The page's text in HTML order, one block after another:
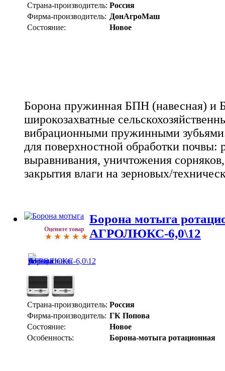
Страна-производитель: Россия
Фирма-производитель: ДонАгроМаш
Состояние:
Новое
Борона пружинная БПН (навесная) и
широкозахватные
вибрационными пружинными
для поверхностной обработки почвы:
выравнивания, уничтожения
закрытия влаги на зерновых/
Оцените товар
Борона мотыга
АГРОЛЮКС-6,0\12
Страна-производитель: Россия
Фирма-производитель: ГК Попова
Состояние:
Новое
Особенность:
Борона-мотыга ротационная